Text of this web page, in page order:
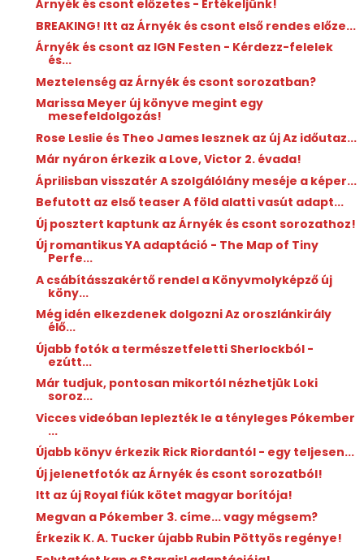
Árnyék és csont előzetes - Értékeljünk!
BREAKING! Itt az Árnyék és csont első rendes előze...
Árnyék és csont az IGN Festen - Kérdezz-felelek
és...
Meztelenség az Árnyék és csont sorozatban?
Marissa Meyer új könyve megint egy
mesefeldolgozás!
Rose Leslie és Theo James lesznek az új Az időutaz...
Már nyáron érkezik a Love, Victor 2. évada!
Áprilisban visszatér A szolgálólány meséje a képer...
Befutott az első teaser A ​föld alatti vasút adapt...
Új posztert kaptunk az Árnyék és csont sorozathoz!
Új romantikus YA adaptáció - The Map of Tiny
Perfe...
A csábításszakértő rendel a Könyvmolyképző új
köny...
Még idén elkezdenek dolgozni Az oroszlánkirály
élő...
Újabb fotók a természetfeletti Sherlockból -
ezútt...
Már tudjuk, pontosan mikortól nézhetjük Loki
soroz...
Vicces videóban leplezték le a tényleges Pókember
...
Újabb könyv érkezik Rick Riordantól - egy teljesen...
Új jelenetfotók az Árnyék és csont sorozatból!
Itt az új Royal fiúk kötet magyar borítója!
Megvan a Pókember 3. címe... vagy mégsem?
Érkezik K. A. Tucker újabb Rubin Pöttyös regénye!